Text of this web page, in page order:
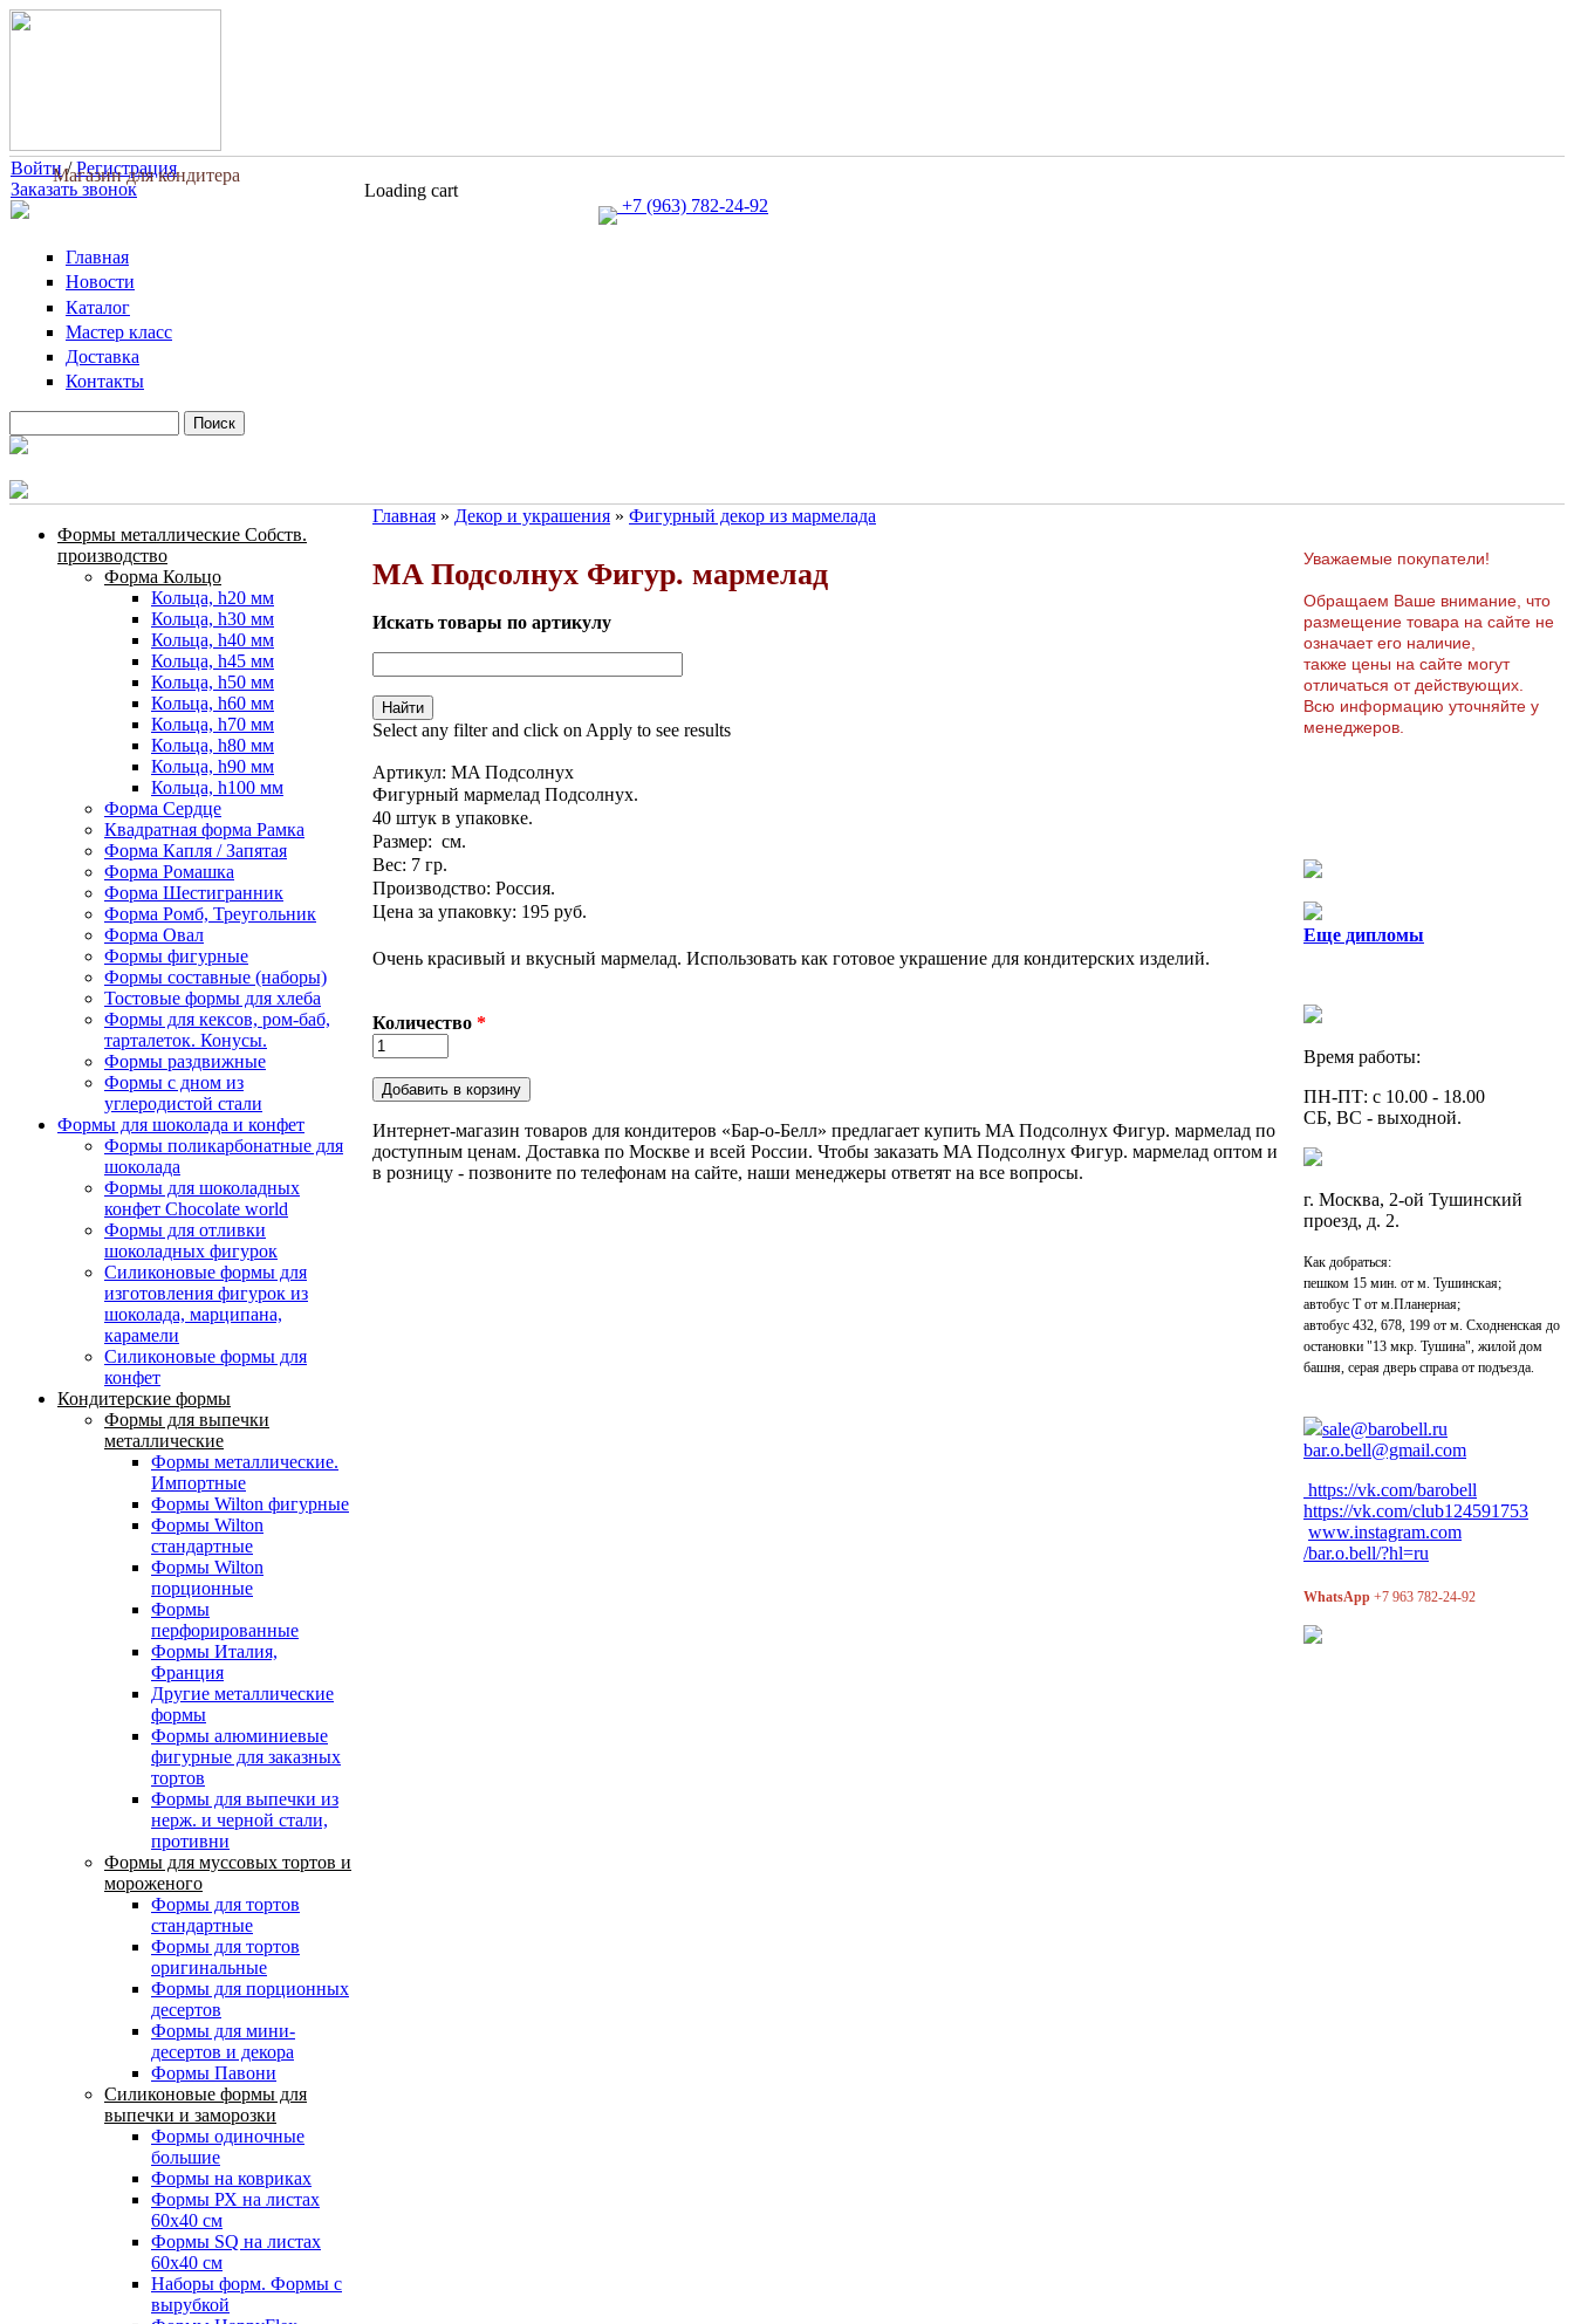
Перейти к основному содержанию
Магазин для кондитера
Войти/Регистрация
Заказать звонок
Loading cart
+7 (963) 782-24-92
Главная
Новости
Каталог
Мастер класс
Доставка
Контакты
Форма поиска
Формы металлические Собств.
производство
Форма Кольцо
Кольца, h20 мм
Кольца, h30 мм
Кольца, h40 мм
Кольца, h45 мм
Кольца, h50 мм
Кольца, h60 мм
Кольца, h70 мм
Кольца, h80 мм
Кольца, h90 мм
Кольца, h100 мм
Форма Сердце
Квадратная форма Рамка
Форма Капля / Запятая
Форма Ромашка
Форма Шестигранник
Форма Ромб, Треугольник
Форма Овал
Формы фигурные
Формы составные (наборы)
Тостовые формы для хлеба
Формы для кексов, ром-баб,
тарталеток. Конусы.
Формы раздвижные
Формы с дном из
углеродистой стали
Формы для шоколада и конфет
Формы поликарбонатные для
шоколада
Формы для шоколадных
конфет Сhocolate world
Формы для отливки
шоколадных фигурок
Силиконовые формы для
изготовления фигурок из
шоколада, марципана,
карамели
Силиконовые формы для
конфет
Кондитерские формы
Формы для выпечки
металлические
Формы металлические.
Импортные
Формы Wilton фигурные
Формы Wilton
стандартные
Формы Wilton
порционные
Формы
перфорированные
Формы Италия,
Франция
Другие металлические
формы
Формы алюминиевые
фигурные для заказных
тортов
Формы для выпечки из
нерж. и черной стали,
противни
Формы для муссовых тортов и
мороженого
Формы для тортов
стандартные
Формы для тортов
оригинальные
Формы для порционных
десертов
Формы для мини-
десертов и декора
Формы Павони
Силиконовые формы для
выпечки и заморозки
Формы одиночные
большие
Формы на ковриках
Формы РХ на листах
60х40 см
Формы SQ на листах
60х40 см
Наборы форм. Формы с
вырубкой
Главная » Декор и украшения » Фигурный декор из мармелада
MA Подсолнух Фигур. мармелад
Искать товары по артикулу
Select any filter and click on Apply to see results
Артикул: MA Подсолнух
Фигурный мармелад Подсолнух.
40 штук в упаковке.
Размер: см.
Вес: 7 гр.
Производство: Россия.
Цена за упаковку: 195 руб.
Очень красивый и вкусный мармелад. Использовать как готовое украшение для кондитерских изделий.
Количество *
Интернет-магазин товаров для кондитеров «Бар-о-Белл» предлагает купить MA Подсолнух Фигур. мармелад по
доступным ценам. Доставка по Москве и всей России. Чтобы заказать MA Подсолнух Фигур. мармелад оптом и
в розницу - позвоните по телефонам на сайте, наши менеджеры ответят на все вопросы.
Уважаемые покупатели!
Обращаем Ваше внимание, что
размещение товара на сайте не
означает его наличие,
также цены на сайте могут
отличаться от действующих.
Всю информацию уточняйте у
менеджеров.
Еще дипломы
Время работы:
ПН-ПТ: с 10.00 - 18.00
СБ, ВС - выходной.
г. Москва, 2-ой Тушинский
проезд, д. 2.
Как добраться:
пешком 15 мин. от м. Тушинская;
автобус Т от м.Планерная;
автобус 432, 678, 199 от м. Сходненская до
остановки "13 мкр. Тушина", жилой дом
башня, серая дверь справа от подъезда.
sale@barobell.ru
bar.o.bell@gmail.com
https://vk.com/barobell
https://vk.com/club124591753
www.instagram.com
/bar.o.bell/?hl=ru
WhatsApp +7 963 782-24-92